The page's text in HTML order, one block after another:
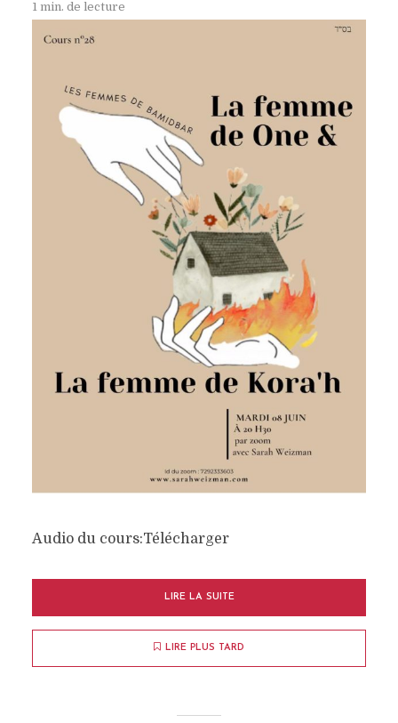
1 min. de lecture
Audio du cours:Télécharger
LIRE LA SUITE
LIRE PLUS TARD